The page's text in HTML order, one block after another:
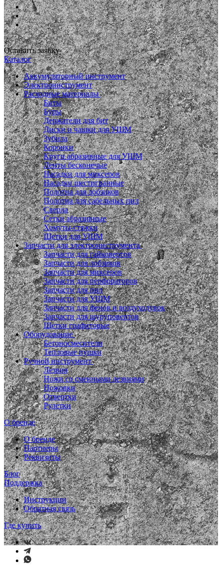
Оставить заявку
Каталог
Аккумуляторный инструмент
Электроинструмент
Расходные материалы
Биты
Буры
Держатели для бит
Диски и чашки для УШМ
Зубила
Коронки
Круги абразивные для УШМ
Ленты бесконечые
Насадки для миксеров
Насадки шестигранные
Полотна для лобзиков
Полотна для сабельных пил
Сверла
Сетки абразивные
Хомуты-стяжки
Щетки для УШМ
Запчасти для электроинструмента
Запчасти для гайковертов
Запчасти для лобзиков
Запчасти для миксеров
Запчасти для перфораторов
Запчасти для пил
Запчасти для УШМ
Запчасти для фенов и воздуходувок
Запчасти для шуруповертов
Щетки графитовые
Оборудование
Бетоносмесители
Тепловые пушки
Ручной инструмент
Лезвия
Ножи со сменными лезвиями
Ножовки
Отвертки
Рулетки
О бренде
О бренде
Партнеры
Реквизиты
Блог
Поддержка
Инструкции
Обратная связь
Где купить